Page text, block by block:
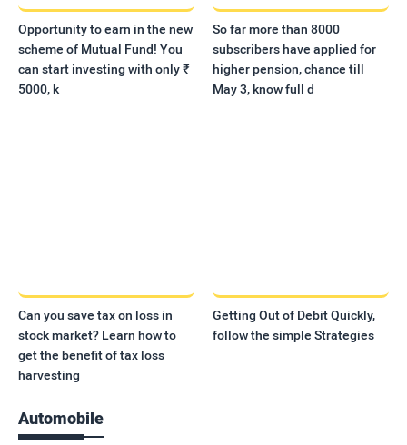
Opportunity to earn in the new
scheme of Mutual Fund! You
can start investing with only ₹
5000, k
So far more than 8000
subscribers have applied for
higher pension, chance till
May 3, know full d
Can you save tax on loss in
stock market? Learn how to
get the benefit of tax loss
harvesting
Getting Out of Debit Quickly,
follow the simple Strategies
Automobile